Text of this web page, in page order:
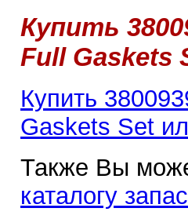
Купить
Full Gaskets
Купить
Gaskets Set
Также Вы
каталогу